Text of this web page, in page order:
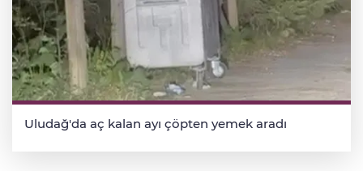
Uludağ'da aç kalan ayı çöpten yemek aradı